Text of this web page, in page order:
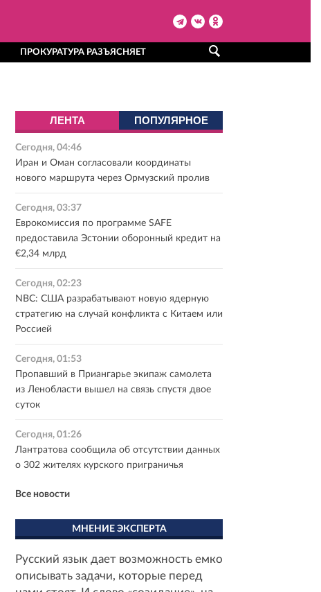
ПРОКУРАТУРА РАЗЪЯСНЯЕТ
ЛЕНТА ПОПУЛЯРНОЕ
Сегодня, 04:46
Иран и Оман согласовали координаты
нового маршрута через Ормузский пролив
Сегодня, 03:37
Еврокомиссия по программе SAFE
предоставила Эстонии оборонный кредит на
€2,34 млрд
Сегодня, 02:23
NBC: США разрабатывают новую ядерную
стратегию на случай конфликта с Китаем или
Россией
Сегодня, 01:53
Пропавший в Приангарье экипаж самолета
из Ленобласти вышел на связь спустя двое
суток
Сегодня, 01:26
Лантратова сообщила об отсутствии данных
о 302 жителях курского приграничья
Все новости
МНЕНИЕ ЭКСПЕРТА
Русский язык дает возможность емко
описывать задачи, которые перед